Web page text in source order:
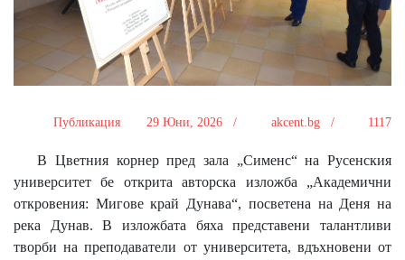
Публикация 29 Юни, 2026 / akcent.bg / 1117
В Цветния корнер пред зала „Сименс“ на Русенския
университет бе открита авторска изложба „Академични
откровения: Мигове край Дунава“, посветена на Деня на
река Дунав. В изложбата бяха представени талантливи
творби на преподаватели от университета, вдъхновени от